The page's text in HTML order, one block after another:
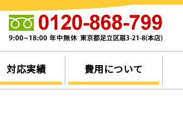
対応実績 費用について